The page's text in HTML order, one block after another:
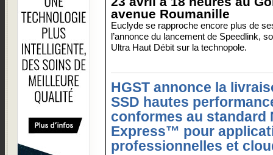
avenue Roumanille
Euclyde se rapproche encore plus de
l’annonce du lancement de Speedlink,
Ultra Haut Débit sur la technopole.
HGST annonce la
SSD hautes
conformes au standard
Express™ pour
professionnelles et